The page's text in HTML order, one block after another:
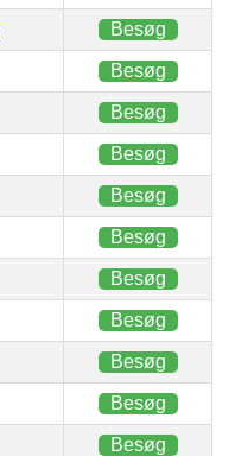
Besøg
Besøg
Besøg
Besøg
Besøg
Besøg
Besøg
Besøg
Besøg
Besøg
Besøg